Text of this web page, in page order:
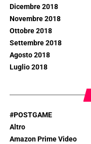
Dicembre 2018
Novembre 2018
Ottobre 2018
Settembre 2018
Agosto 2018
Luglio 2018
#POSTGAME
Altro
Amazon Prime Video